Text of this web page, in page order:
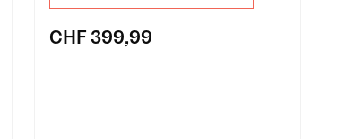
CHF 399,99